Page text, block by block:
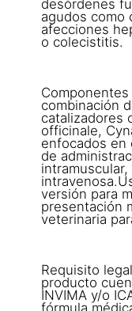
desórdenes
agudos como
afecciones
o colecistitis.
combinación
catalizadores
officinale,
enfocados en
de
versión para
presentación
veterinaria
Requisito
producto
INVIMA y/o
fórmula